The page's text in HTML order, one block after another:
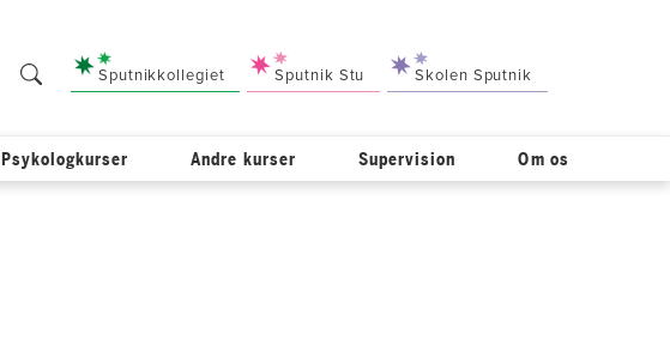
Sputnikkollegiet Sputnik Stu Skolen Sputnik
Psykologkurser Andre kurser Supervision Om os